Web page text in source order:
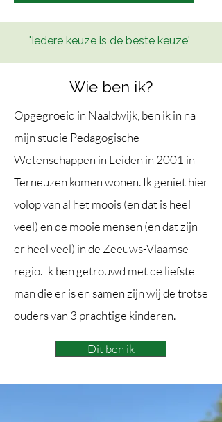
'Iedere keuze is de beste keuze'
Wie ben ik?
Opgegroeid in Naaldwijk, ben ik in na
mijn studie Pedagogische
Wetenschappen in Leiden in 2001 in
Terneuzen komen wonen. Ik geniet hier
volop van al het moois (en dat is heel
veel) en de mooie mensen (en dat zijn
er heel veel) in de Zeeuws-Vlaamse
regio. Ik ben getrouwd met de liefste
man die er is en samen zijn wij de trotse
ouders van 3 prachtige kinderen.
Dit ben ik